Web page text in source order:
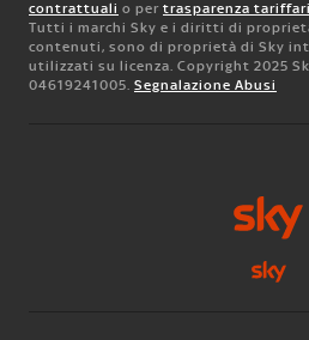
contrattuali o per trasparenza
Tutti i marchi Sky e i diritti di
contenuti, sono di proprietà di Sky
utilizzati su licenza. Copyright 2025
04619241005. Segnalazione Abusi